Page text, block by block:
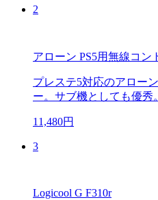
2
アローン PS5用無線コン
プレステ5対応のアロー
ー。サブ機としても優秀。
11,480円
3
Logicool G F310r